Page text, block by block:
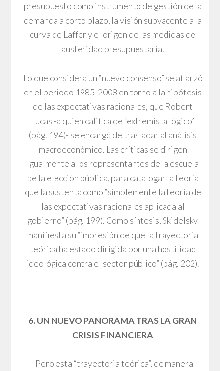
presupuesto como instrumento de gestión de la
demanda a corto plazo, la visión subyacente a la
curva de Laffer y el origen de las medidas de
austeridad presupuestaria.
Lo que considera un “nuevo consenso” se afianzó
en el periodo 1985-2008 en torno a la hipótesis
de las expectativas racionales, que Robert
Lucas -a quien califica de “extremista lógico”
(pág. 194)- se encargó de trasladar al análisis
macroeconómico. Las críticas se dirigen
igualmente a los representantes de la escuela
de la elección pública, para catalogar la teoría
que la sustenta como “simplemente la teoría de
las expectativas racionales aplicada al
gobierno” (pág. 199). Como síntesis, Skidelsky
manifiesta su “impresión de que la trayectoria
teórica ha estado dirigida por una hostilidad
ideológica contra el sector público” (pág. 202).
6. UN NUEVO PANORAMA TRAS LA GRAN
CRISIS FINANCIERA
Pero esta “trayectoria teórica”, de manera